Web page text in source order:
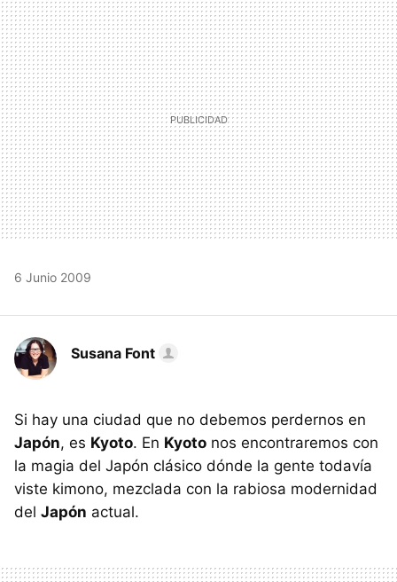
MAIL
6 Junio 2009
Susana Font
Si hay una ciudad que no debemos perdernos en
Japón, es Kyoto. En Kyoto nos encontraremos con
la magia del Japón clásico dónde la gente todavía
viste kimono, mezclada con la rabiosa modernidad
del Japón actual.